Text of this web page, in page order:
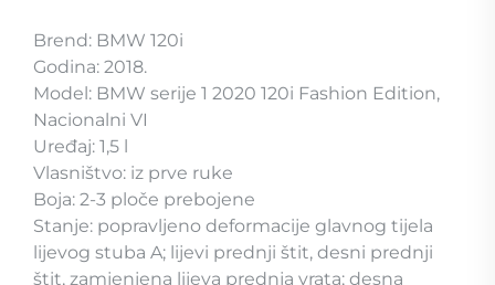
Brend: BMW 120i
Godina: 2018.
Model: BMW serije 1 2020 120i Fashion Edition,
Nacionalni VI
Uređaj: 1,5 l
Vlasništvo: iz prve ruke
Boja: 2-3 ploče prebojene
Stanje: popravljeno deformacije glavnog tijela
lijevog stuba A; lijevi prednji štit, desni prednji
štit, zamjenjena lijeva prednja vrata; desna